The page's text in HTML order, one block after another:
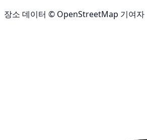
장소 데이터 © OpenStreetMap 기여자